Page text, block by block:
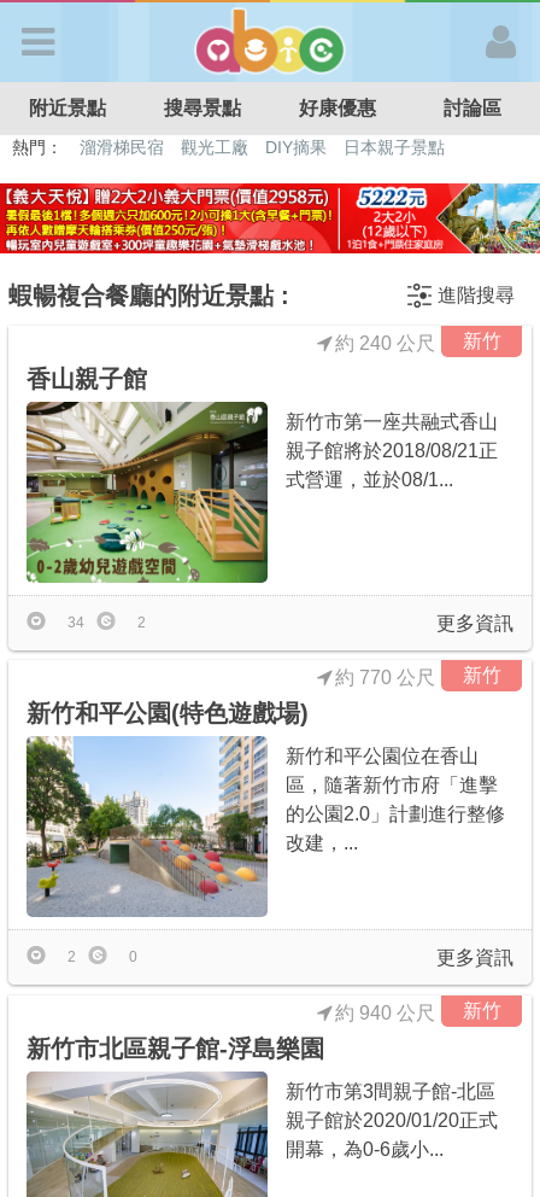
APP登入
首 頁
最新消息
最新留言
商家合作
推薦景點
討論區
聯絡我們
APP下載
附近景點 搜尋景點 好康優惠 討論區
熱門： 溜滑梯民宿 觀光工廠 DIY摘果
日本親子景點
蝦暢複合餐廳的附近景點 : 進階搜尋
新竹
約 240 公尺
香山親子館
新竹市第一座共融式香山
親子館將於2018/08/21正
式營運，並於08/1...
更多資訊
34 2
新竹
約 770 公尺
新竹和平公園(特色遊戲場)
新竹和平公園位在香山
區，隨著新竹市府「進擊
的公園2.0」計劃進行整修
改建，...
更多資訊
2 0
新竹
約 940 公尺
新竹市北區親子館-浮島樂園
新竹市第3間親子館-北區
親子館於2020/01/20正式
開幕，為0-6歲小...